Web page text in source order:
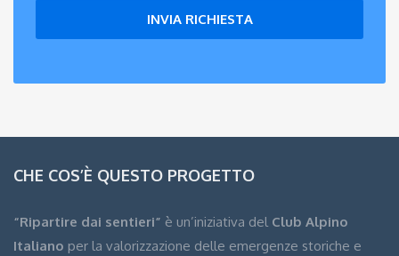
CHE COS’È QUESTO PROGETTO
“Ripartire dai sentieri” è un’iniziativa del Club Alpino
Italiano per la valorizzazione delle emergenze storiche e